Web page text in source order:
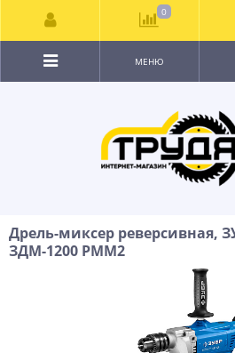
МЕНЮ
Дрель-миксер реверсивная,
ЗДМ-1200 РММ2
0